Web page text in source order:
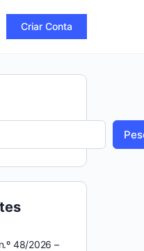
Criar Conta
48/2026 –